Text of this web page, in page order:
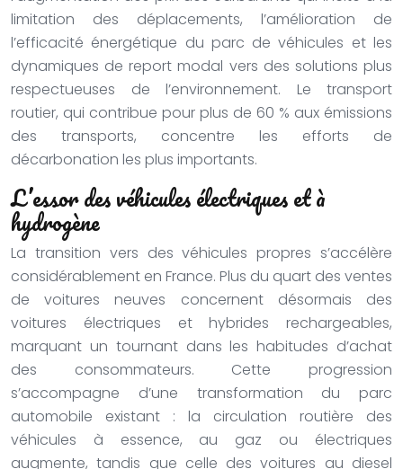
limitation des déplacements, l’amélioration de
l’efficacité énergétique du parc de véhicules et les
dynamiques de report modal vers des solutions plus
respectueuses de l’environnement. Le transport
routier, qui contribue pour plus de 60 % aux émissions
des transports, concentre les efforts de
décarbonation les plus importants.
L’essor des véhicules électriques et à
hydrogène
La transition vers des véhicules propres s’accélère
considérablement en France. Plus du quart des ventes
de voitures neuves concernent désormais des
voitures électriques et hybrides rechargeables,
marquant un tournant dans les habitudes d’achat
des consommateurs. Cette progression
s’accompagne d’une transformation du parc
automobile existant : la circulation routière des
véhicules à essence, au gaz ou électriques
augmente, tandis que celle des voitures au diesel